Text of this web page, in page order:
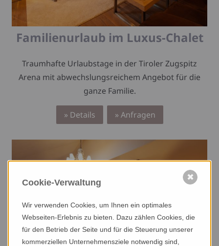
BEI FAMILIE
EHRWALD
heimkommen
RAUM UND ZEIT
GENIESSEN
Familienurlaub im Luxus-Chalet
Traumhafte Urlaubstage in der Tiroler Zugspitz
Arena mit abwechslungsreichem Angebot für die
ganze Familie.
» Details » Anfragen
Cookie-Verwaltung
Wir verwenden Cookies, um Ihnen ein optimales
Webseiten-Erlebnis zu bieten. Dazu zählen Cookies, die
für den Betrieb der Seite und für die Steuerung unserer
kommerziellen Unternehmensziele notwendig sind,
✖